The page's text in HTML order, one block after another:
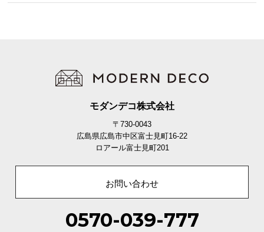
モダンデコ株式会社
〒730-0043
広島県広島市中区富士見町16-22
ロアール富士見町201
お問い合わせ
0570-039-777